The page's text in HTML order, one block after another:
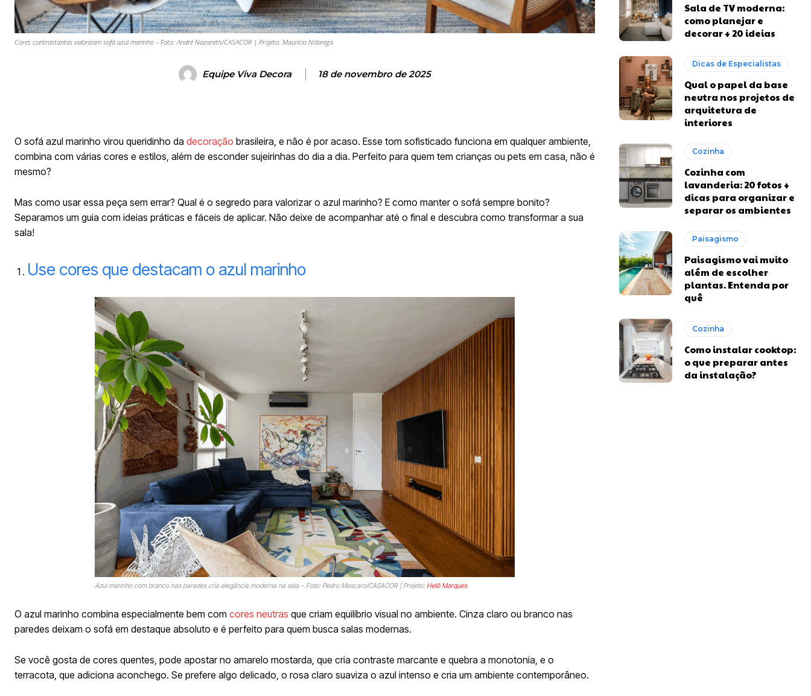
Cores contrastantes valorizam sofá azul marinho – Foto: André Nazareth/CASACOR | Projeto: Maurício Nóbrega
Equipe Viva Decora 18 de novembro de 2025
O sofá azul marinho virou queridinho da decoração brasileira, e não é por acaso. Esse tom sofisticado funciona em qualquer ambiente,
combina com várias cores e estilos, além de esconder sujeirinhas do dia a dia. Perfeito para quem tem crianças ou pets em casa, não é
mesmo?
Mas como usar essa peça sem errar? Qual é o segredo para valorizar o azul marinho? E como manter o sofá sempre bonito?
Separamos um guia com ideias práticas e fáceis de aplicar. Não deixe de acompanhar até o final e descubra como transformar a sua
sala!
Use cores que destacam o azul marinho
Azul marinho com branco nas paredes cria elegância moderna na sala – Foto: Pedro Mascaro/CASACOR | Projeto: Helô Marques
O azul marinho combina especialmente bem com cores neutras que criam equilíbrio visual no ambiente. Cinza claro ou branco nas
paredes deixam o sofá em destaque absoluto e é perfeito para quem busca salas modernas.
Se você gosta de cores quentes, pode apostar no amarelo mostarda, que cria contraste marcante e quebra a monotonia, e o
terracota, que adiciona aconchego. Se prefere algo delicado, o rosa claro suaviza o azul intenso e cria um ambiente contemporâneo.
Sala de TV moderna:
como planejar e
decorar + 20 ideias
Dicas de Especialistas
Qual o papel da base
neutra nos projetos de
arquitetura de
interiores
Cozinha
Cozinha com
lavanderia: 20 fotos +
dicas para organizar e
separar os ambientes
Paisagismo
Paisagismo vai muito
além de escolher
plantas. Entenda por
quê
Cozinha
Como instalar cooktop:
o que preparar antes
da instalação?